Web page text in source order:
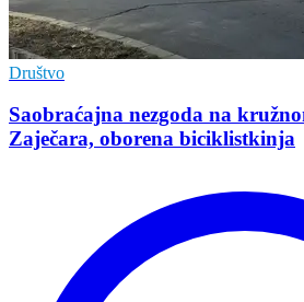
Društvo
Saobraćajna nezgoda na
Zaječara, oborena biciklistkinja